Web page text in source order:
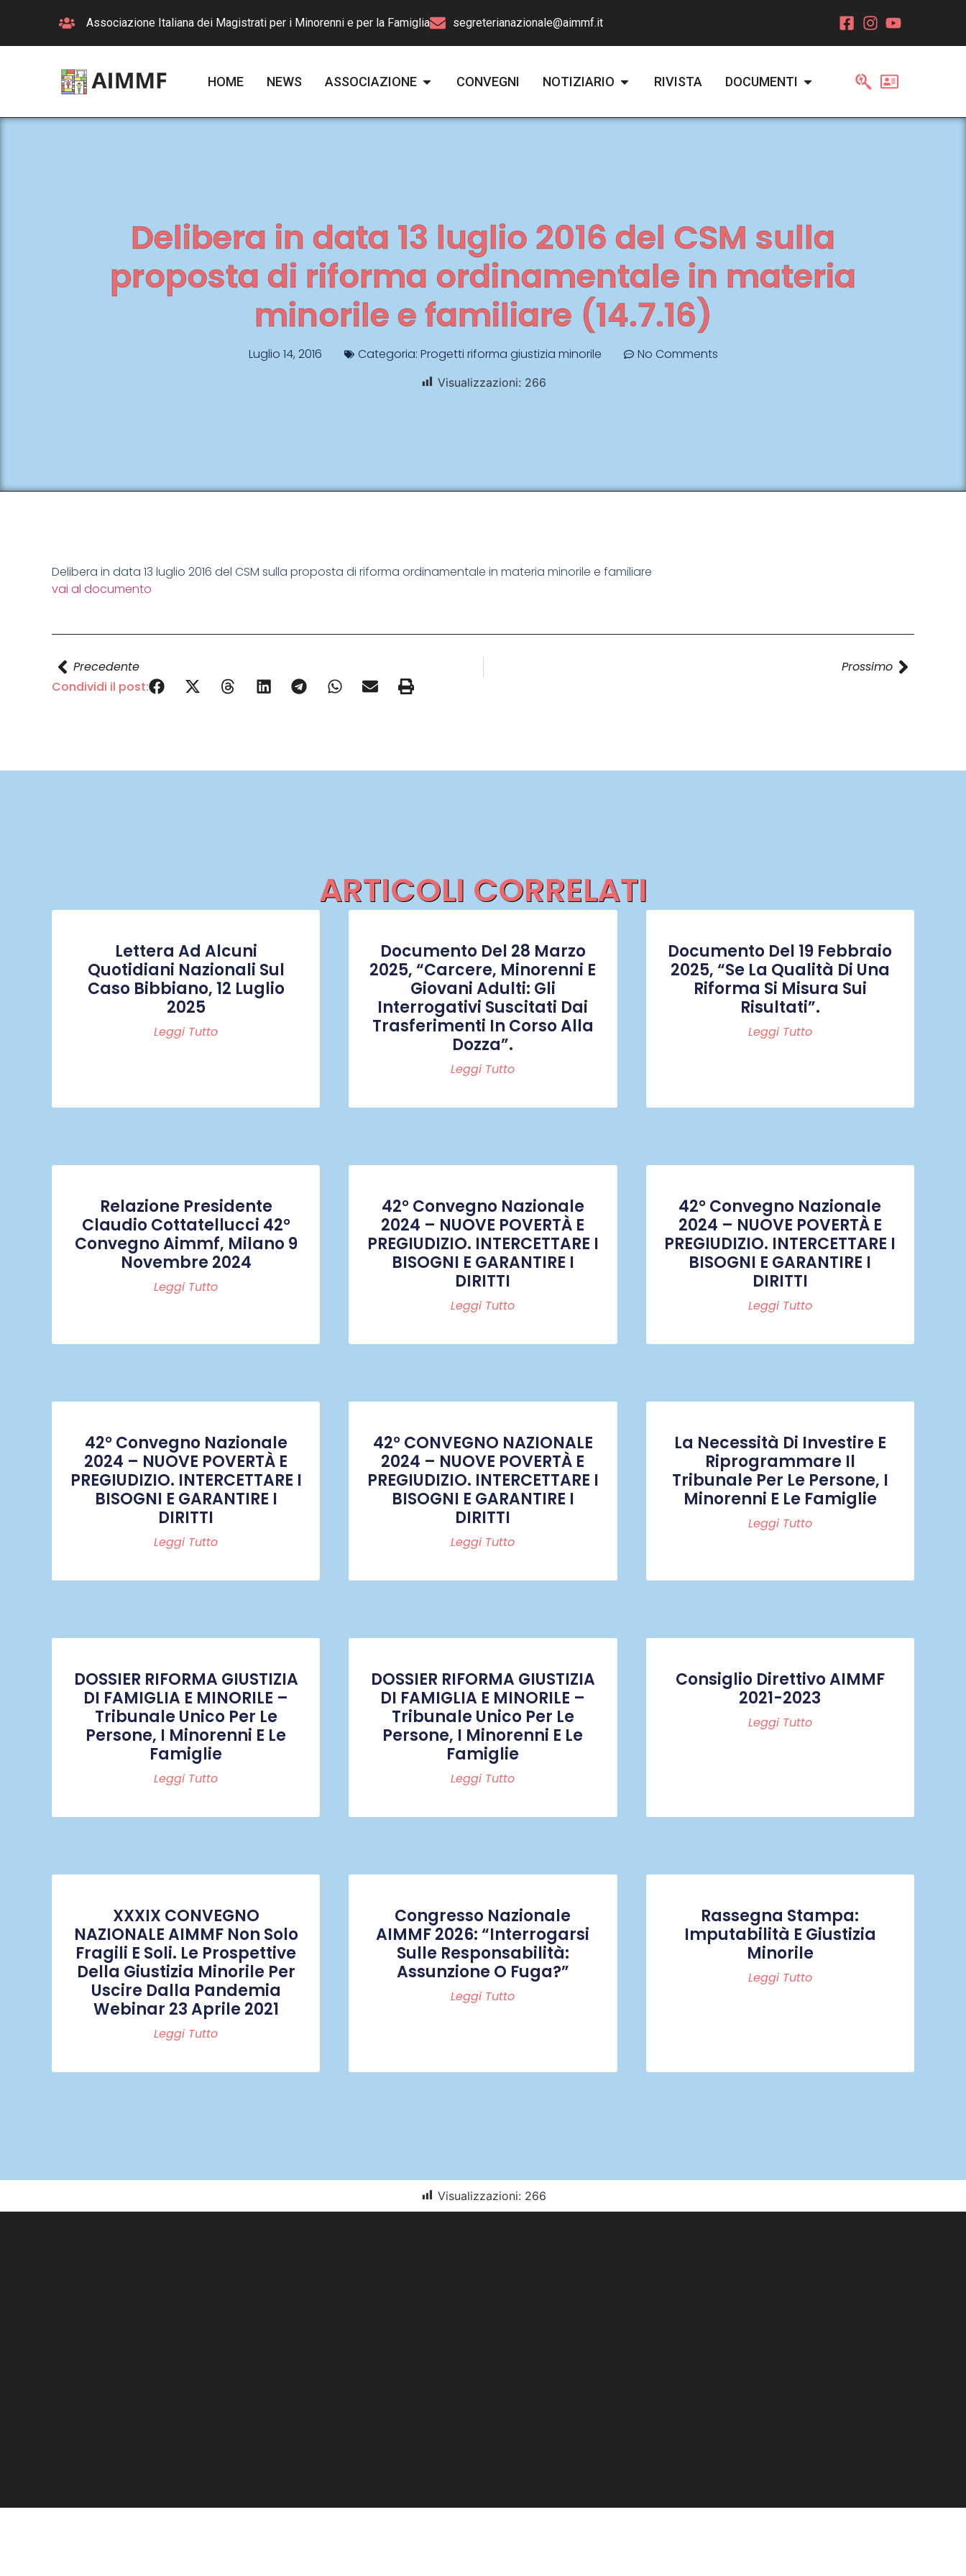
Associazione Italiana dei Magistrati per i Minorenni e per la Famiglia segreterianazionale@aimmf.it
HOME NEWS ASSOCIAZIONE CONVEGNI NOTIZIARIO RIVISTA DOCUMENTI
Delibera in data 13 luglio 2016 del CSM sulla
proposta di riforma ordinamentale in materia
minorile e familiare (14.7.16)
Luglio 14, 2016 Categoria: Progetti riforma giustizia minorile No Comments
Visualizzazioni: 266
Delibera in data 13 luglio 2016 del CSM sulla proposta di riforma ordinamentale in materia minorile e familiare
vai al documento
Precedente
Prossimo
Condividi il post:
ARTICOLI CORRELATI
Lettera Ad Alcuni
Quotidiani Nazionali Sul
Caso Bibbiano, 12 Luglio
2025
Leggi Tutto
Documento Del 28 Marzo
2025, “Carcere, Minorenni E
Giovani Adulti: Gli
Interrogativi Suscitati Dai
Trasferimenti In Corso Alla
Dozza”.
Leggi Tutto
Documento Del 19 Febbraio
2025, “Se La Qualità Di Una
Riforma Si Misura Sui
Risultati”.
Leggi Tutto
Relazione Presidente
Claudio Cottatellucci 42°
Convegno Aimmf, Milano 9
Novembre 2024
Leggi Tutto
42° Convegno Nazionale
2024 – NUOVE POVERTÀ E
PREGIUDIZIO. INTERCETTARE I
BISOGNI E GARANTIRE I
DIRITTI
Leggi Tutto
42° Convegno Nazionale
2024 – NUOVE POVERTÀ E
PREGIUDIZIO. INTERCETTARE I
BISOGNI E GARANTIRE I
DIRITTI
Leggi Tutto
42° Convegno Nazionale
2024 – NUOVE POVERTÀ E
PREGIUDIZIO. INTERCETTARE I
BISOGNI E GARANTIRE I
DIRITTI
Leggi Tutto
42° CONVEGNO NAZIONALE
2024 – NUOVE POVERTÀ E
PREGIUDIZIO. INTERCETTARE I
BISOGNI E GARANTIRE I
DIRITTI
Leggi Tutto
La Necessità Di Investire E
Riprogrammare Il
Tribunale Per Le Persone, I
Minorenni E Le Famiglie
Leggi Tutto
DOSSIER RIFORMA GIUSTIZIA
DI FAMIGLIA E MINORILE –
Tribunale Unico Per Le
Persone, I Minorenni E Le
Famiglie
Leggi Tutto
DOSSIER RIFORMA GIUSTIZIA
DI FAMIGLIA E MINORILE –
Tribunale Unico Per Le
Persone, I Minorenni E Le
Famiglie
Leggi Tutto
Consiglio Direttivo AIMMF
2021-2023
Leggi Tutto
XXXIX CONVEGNO
NAZIONALE AIMMF Non Solo
Fragili E Soli. Le Prospettive
Della Giustizia Minorile Per
Uscire Dalla Pandemia
Webinar 23 Aprile 2021
Leggi Tutto
Congresso Nazionale
AIMMF 2026: “Interrogarsi
Sulle Responsabilità:
Assunzione O Fuga?”
Leggi Tutto
Rassegna Stampa:
Imputabilità E Giustizia
Minorile
Leggi Tutto
Visualizzazioni: 266